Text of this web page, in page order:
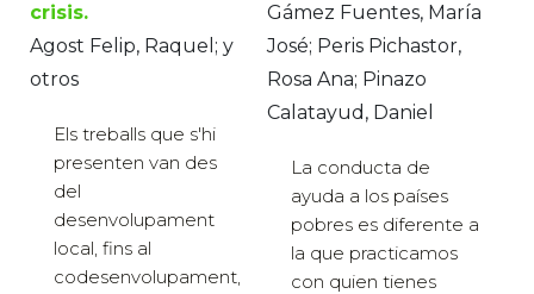
crisis.
Agost Felip, Raquel; y
otros
Els treballs que s'hi
presenten van des
del
desenvolupament
local, fins al
codesenvolupament,
Gámez Fuentes, María
José; Peris Pichastor,
Rosa Ana; Pinazo
Calatayud, Daniel
La conducta de
ayuda a los países
pobres es diferente a
la que practicamos
con quien tienes